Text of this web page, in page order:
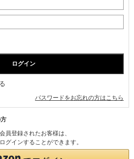
パスワードをお忘れの方はこちら
員登録されたお客様は、
グインすることができます。